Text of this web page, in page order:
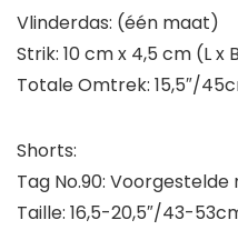
Vlinderdas: (één maat)
Strik: 10 cm x 4,5 cm (L x
Totale Omtrek: 15,5″/
Shorts:
Tag No.90:
Taille: 16,5-20,5″/43-